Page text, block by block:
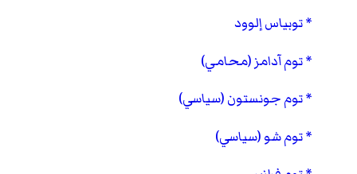
توبياس إلوود
توم آدامز (محامي)
توم جونستون (سياسي)
توم شو (سياسي)